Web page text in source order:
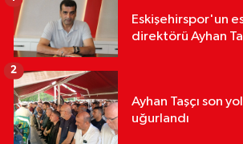
Eskişehirspor'un
direktörü Ayhan
Ayhan Taşçı son
uğurlandı
2